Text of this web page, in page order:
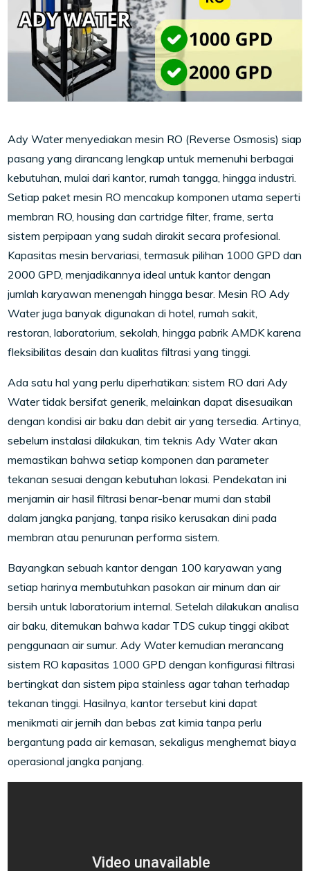
Ady Water menyediakan mesin RO (Reverse Osmosis) siap
pasang yang dirancang lengkap untuk memenuhi berbagai
kebutuhan, mulai dari kantor, rumah tangga, hingga industri.
Setiap paket mesin RO mencakup komponen utama seperti
membran RO, housing dan cartridge filter, frame, serta
sistem perpipaan yang sudah dirakit secara profesional.
Kapasitas mesin bervariasi, termasuk pilihan 1000 GPD dan
2000 GPD, menjadikannya ideal untuk kantor dengan
jumlah karyawan menengah hingga besar. Mesin RO Ady
Water juga banyak digunakan di hotel, rumah sakit,
restoran, laboratorium, sekolah, hingga pabrik AMDK karena
fleksibilitas desain dan kualitas filtrasi yang tinggi.
Ada satu hal yang perlu diperhatikan: sistem RO dari Ady
Water tidak bersifat generik, melainkan dapat disesuaikan
dengan kondisi air baku dan debit air yang tersedia. Artinya,
sebelum instalasi dilakukan, tim teknis Ady Water akan
memastikan bahwa setiap komponen dan parameter
tekanan sesuai dengan kebutuhan lokasi. Pendekatan ini
menjamin air hasil filtrasi benar-benar murni dan stabil
dalam jangka panjang, tanpa risiko kerusakan dini pada
membran atau penurunan performa sistem.
Bayangkan sebuah kantor dengan 100 karyawan yang
setiap harinya membutuhkan pasokan air minum dan air
bersih untuk laboratorium internal. Setelah dilakukan analisa
air baku, ditemukan bahwa kadar TDS cukup tinggi akibat
penggunaan air sumur. Ady Water kemudian merancang
sistem RO kapasitas 1000 GPD dengan konfigurasi filtrasi
bertingkat dan sistem pipa stainless agar tahan terhadap
tekanan tinggi. Hasilnya, kantor tersebut kini dapat
menikmati air jernih dan bebas zat kimia tanpa perlu
bergantung pada air kemasan, sekaligus menghemat biaya
operasional jangka panjang.